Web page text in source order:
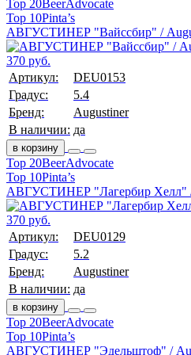
Top 20BeerAdvocate
Top 10Pinta’s
АВГУСТИНЕР "Вайссбир" /
370 руб.
Артикул:
DEU0153
Градус:
5.4
Бренд:
Augustiner
В наличии: да
в корзину
Top 20BeerAdvocate
Top 10Pinta’s
АВГУСТИНЕР "Лагербир Хелл" /
370 руб.
Артикул:
DEU0129
Градус:
5.2
Бренд:
Augustiner
В наличии: да
в корзину
Top 20BeerAdvocate
Top 10Pinta’s
АВГУСТИНЕР "Эдельштоф" /